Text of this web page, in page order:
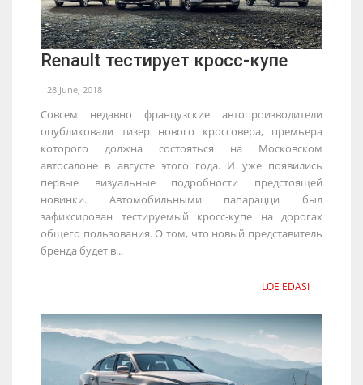
Renault тестирует кросс-купе
28 June, 2018
Совсем недавно французские автопроизводители
опубликовали тизер нового кроссовера, премьера
которого должна состояться на Московском
автосалоне в августе этого года. И уже появились
первые визуальные подробности предстоящей
новинки. Автомобильными папарацци был
зафиксирован тестируемый кросс-купе на дорогах
общего пользования. О том, что новый представитель
бренда будет в...
LOE EDASI